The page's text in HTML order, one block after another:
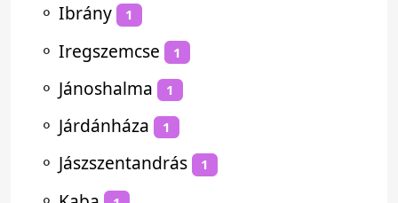
⚬ Ibrány 1
⚬ Iregszemcse 1
⚬ Jánoshalma 1
⚬ Járdánháza 1
⚬ Jászszentandrás 1